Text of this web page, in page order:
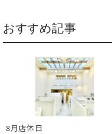
おすすめ記事
8月店休日